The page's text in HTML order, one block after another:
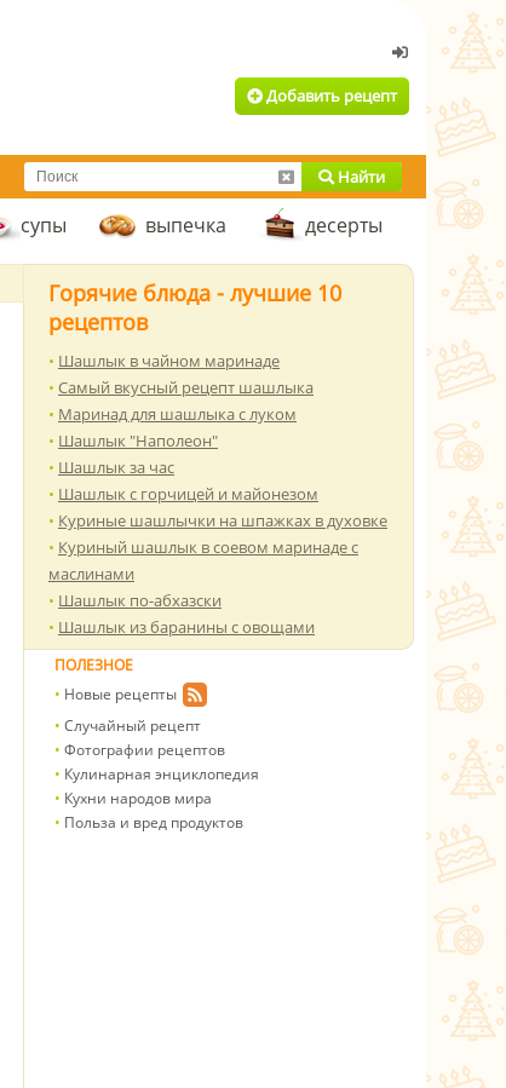
Добавить рецепт
Найти
супы выпечка десерты
Горячие блюда - лучшие 10
рецептов
Шашлык в чайном маринаде
Самый вкусный рецепт шашлыка
Маринад для шашлыка с луком
Шашлык "Наполеон"
Шашлык за час
Шашлык с горчицей и майонезом
Куриные шашлычки на шпажках в духовке
Куриный шашлык в соевом маринаде с
маслинами
Шашлык по-абхазски
Шашлык из баранины с овощами
ПОЛЕЗНОЕ
Новые рецепты
Случайный рецепт
Фотографии рецептов
Кулинарная энциклопедия
Кухни народов мира
Польза и вред продуктов